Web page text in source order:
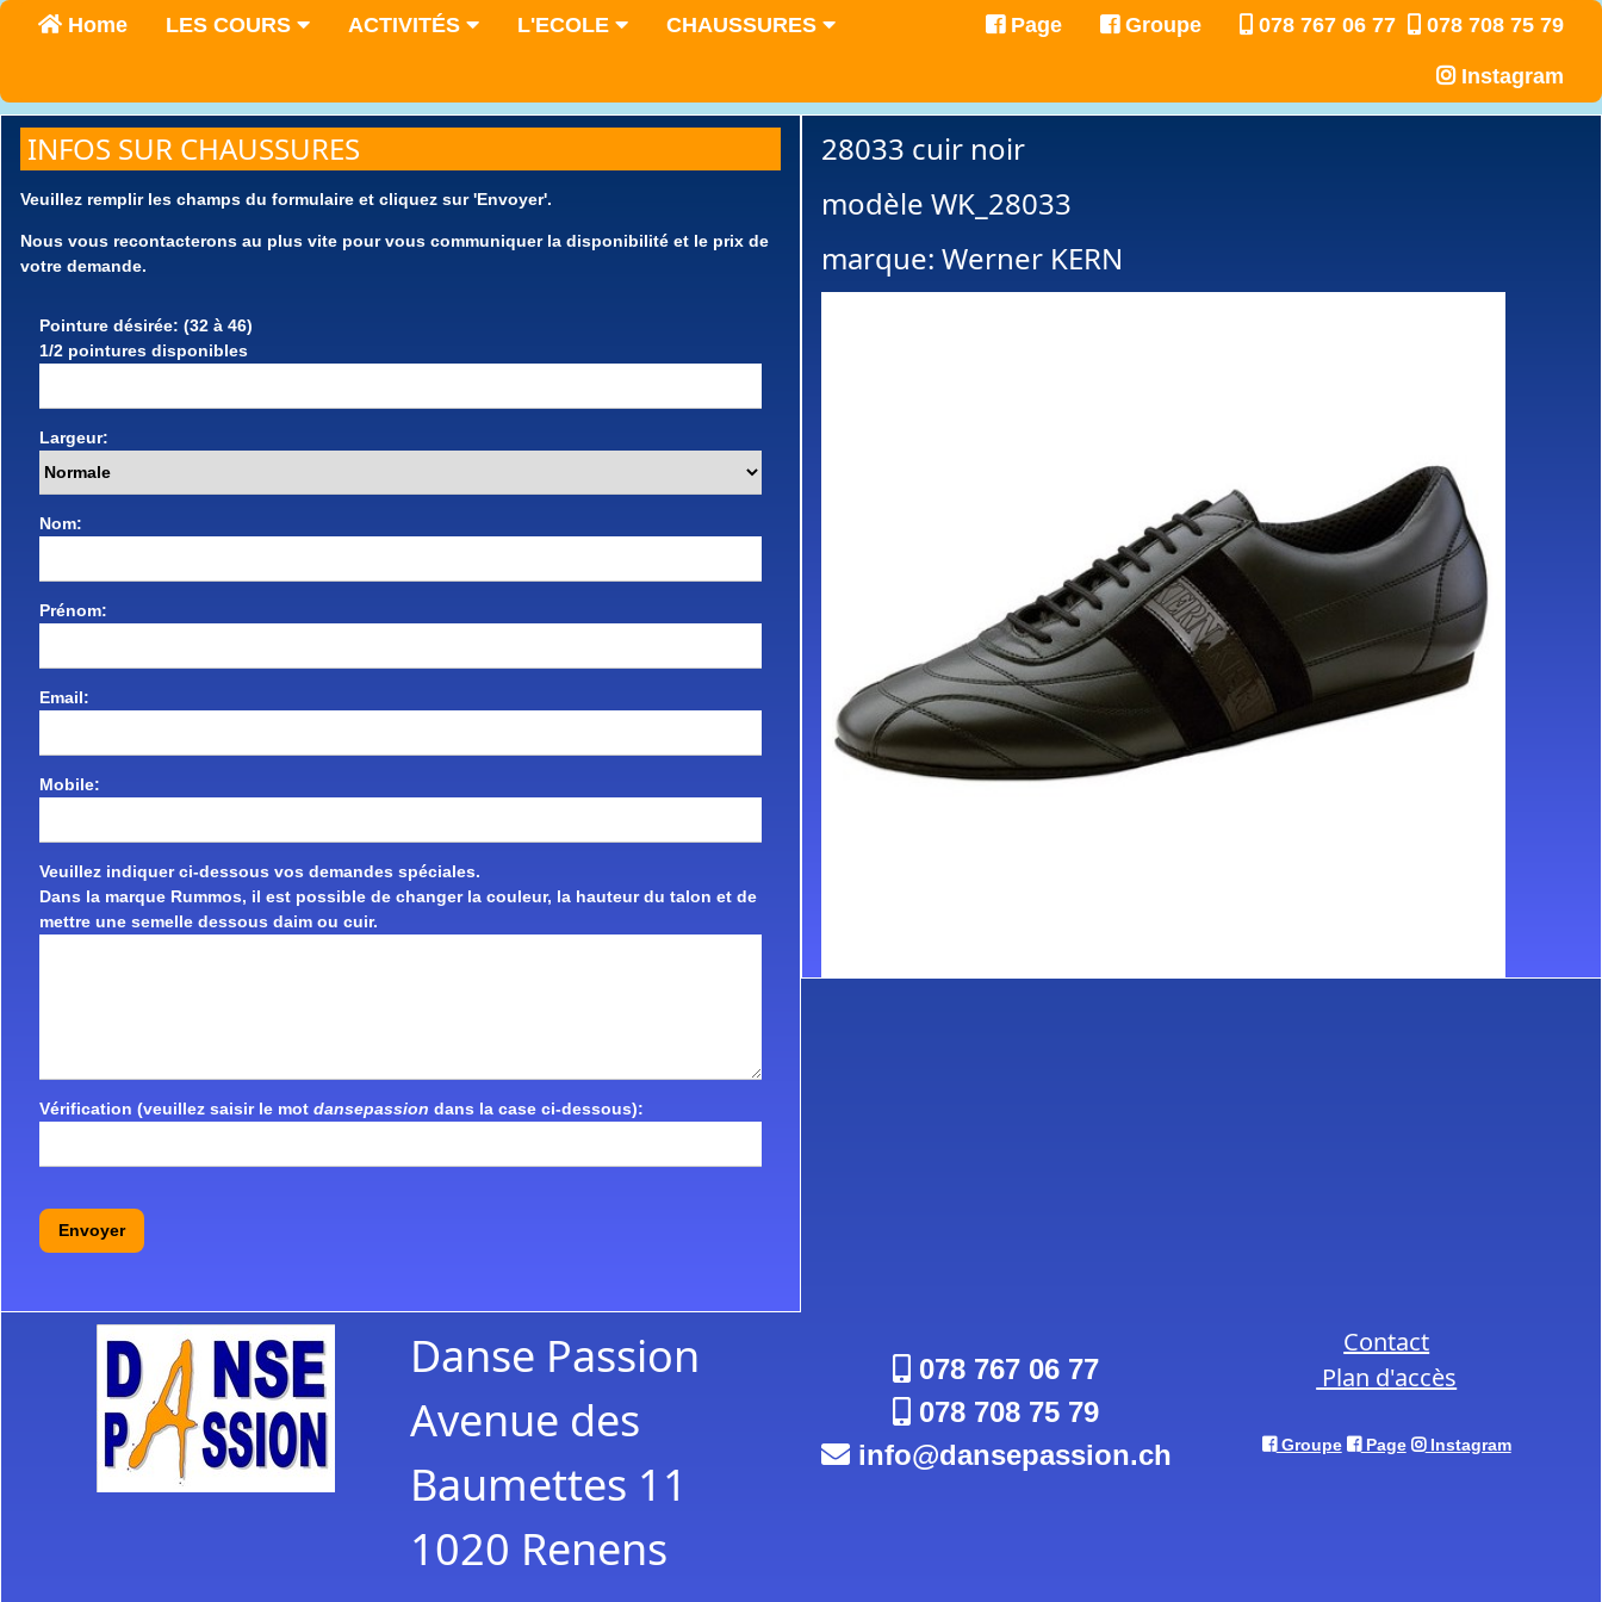
Home LES COURS ACTIVITÉS L'ECOLE CHAUSSURES 078 767 06 77 078 708 75 79
Groupe
Page
Instagram
INFOS SUR CHAUSSURES
Veuillez remplir les champs du formulaire et cliquez sur 'Envoyer'.
Nous vous recontacterons au plus vite pour vous communiquer la disponibilité et le prix de
votre demande.
Pointure désirée: (32 à 46)
1/2 pointures disponibles
Largeur:
Nom:
Prénom:
Email:
Mobile:
Veuillez indiquer ci-dessous vos demandes spéciales.
Dans la marque Rummos, il est possible de changer la couleur, la hauteur du talon et de
mettre une semelle dessous daim ou cuir.
Vérification (veuillez saisir le mot dansepassion dans la case ci-dessous):
Envoyer
28033 cuir noir
modèle WK_28033
marque: Werner KERN
Danse Passion
Avenue des
Baumettes 11
1020 Renens
078 767 06 77
078 708 75 79
info
dansepassion.ch
Contact
Plan d'accès
Groupe Page Instagram